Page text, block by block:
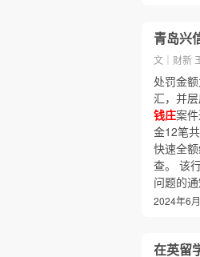
青岛兴
文｜财新
处罚金
汇，并
钱庄案
金12笔
快速全
查。 该
问题的
2024年6
在英留